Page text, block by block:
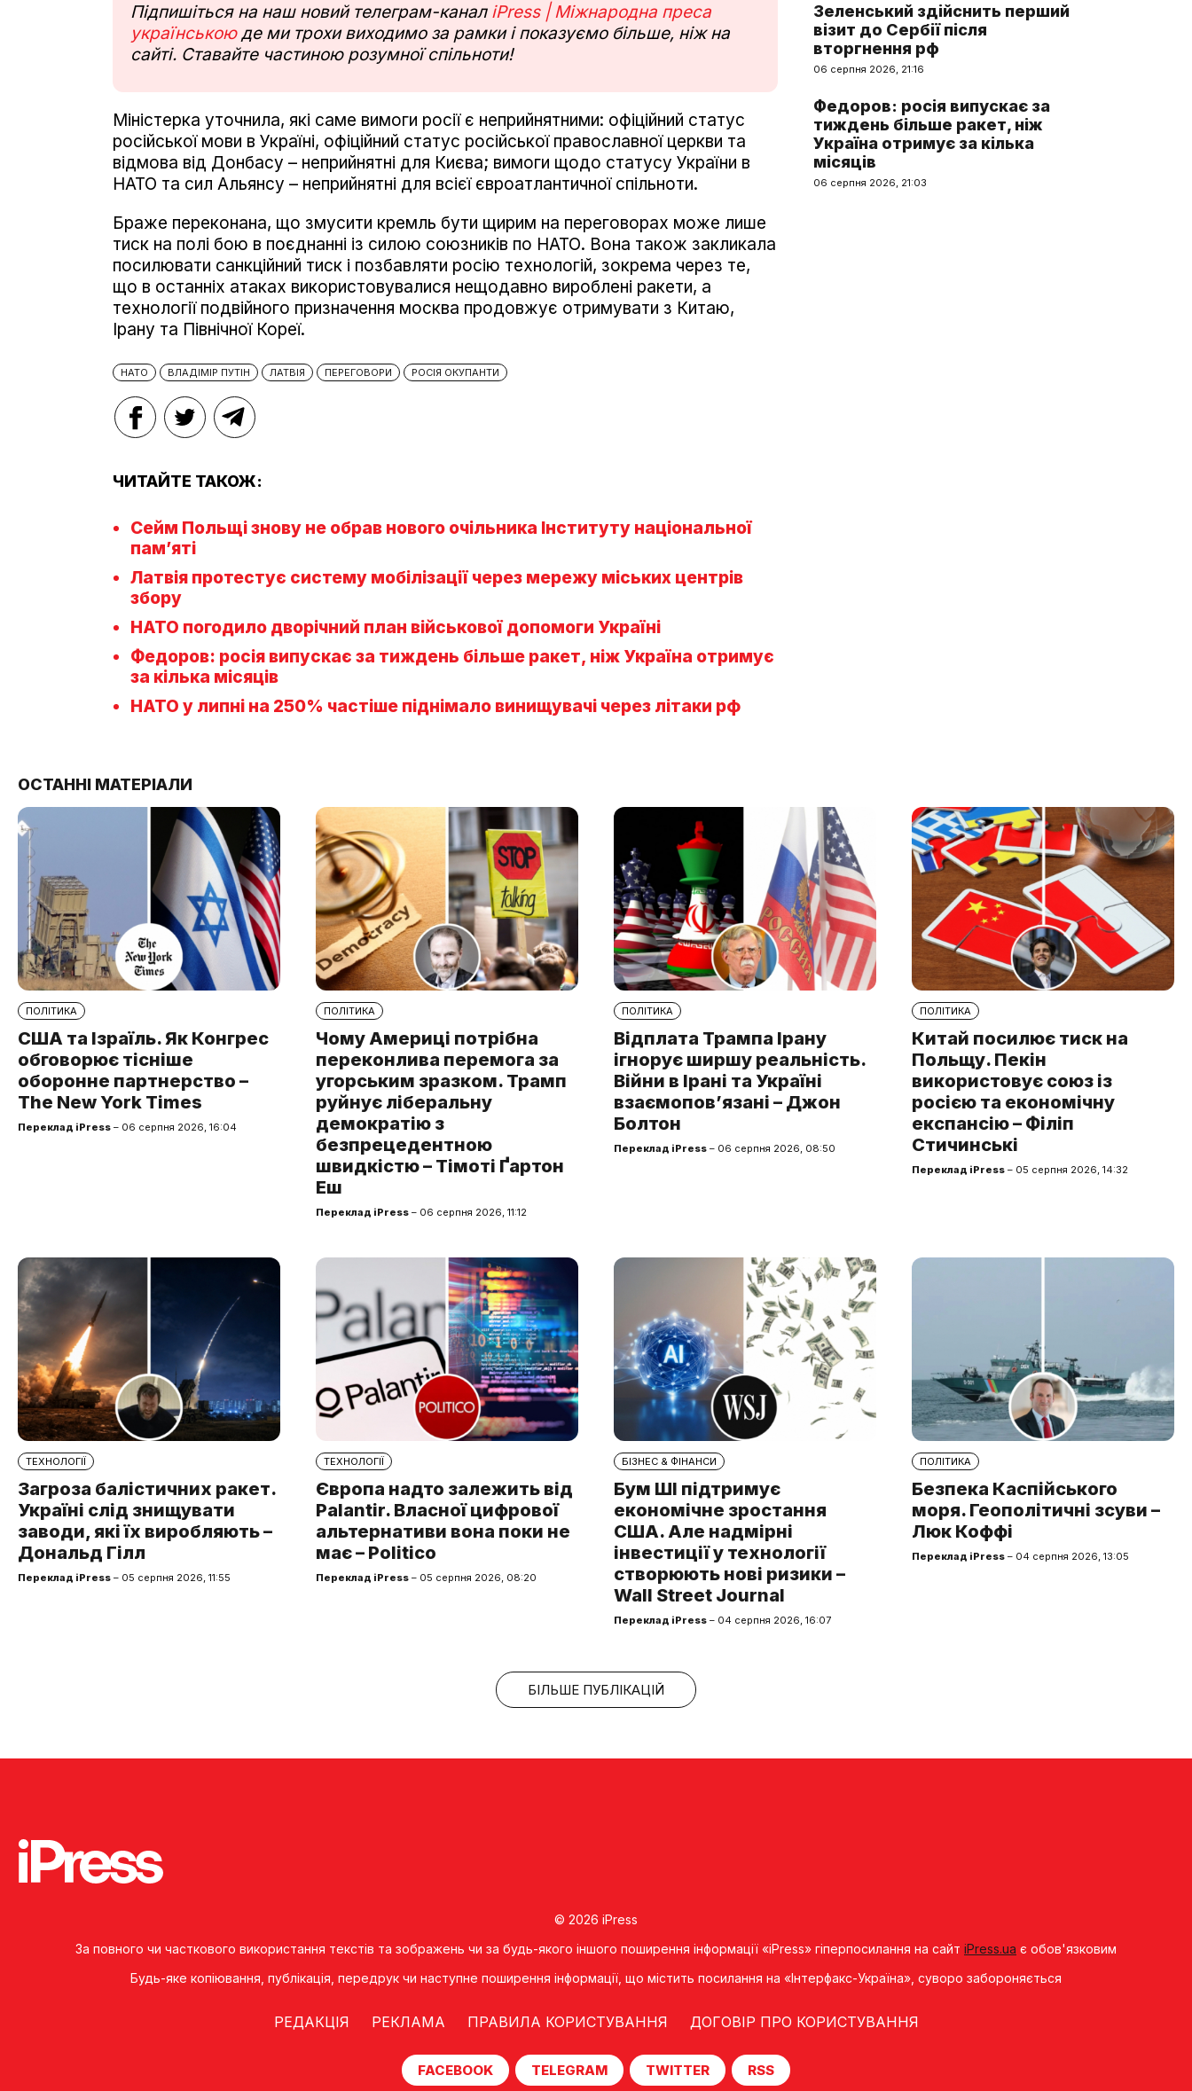
Підпишіться на наш новий телеграм-канал iPress | Міжнародна преса
українськоюде ми трохи виходимо за рамки і показуємо більше, ніж на
сайті. Ставайте частиною розумної спільноти!
Міністерка уточнила, які саме вимоги росії є неприйнятними: офіційний статус
російської мови в Україні, офіційний статус російської православної церкви та
відмова від Донбасу – неприйнятні для Києва; вимоги щодо статусу України в
НАТО та сил Альянсу – неприйнятні для всієї євроатлантичної спільноти.
Браже переконана, що змусити кремль бути щирим на переговорах може лише
тиск на полі бою в поєднанні із силою союзників по НАТО. Вона також закликала
посилювати санкційний тиск і позбавляти росію технологій, зокрема через те,
що в останніх атаках використовувалися нещодавно вироблені ракети, а
технології подвійного призначення москва продовжує отримувати з Китаю,
Ірану та Північної Кореї.
НАТО ВЛАДІМІР ПУТІН ЛАТВІЯ ПЕРЕГОВОРИ РОСІЯ ОКУПАНТИ
ЧИТАЙТЕ ТАКОЖ:
Сейм Польщі знову не обрав нового очільника Інституту національної
пам’яті
Латвія протестує систему мобілізації через мережу міських центрів
збору
НАТО погодило дворічний план військової допомоги Україні
Федоров: росія випускає за тиждень більше ракет, ніж Україна отримує
за кілька місяців
НАТО у липні на 250% частіше піднімало винищувачі через літаки рф
Зеленський здійснить перший
візит до Сербії після
вторгнення рф
06 серпня 2026, 21:16
Федоров: росія випускає за
тиждень більше ракет, ніж
Україна отримує за кілька
місяців
06 серпня 2026, 21:03
ОСТАННІ МАТЕРІАЛИ
ПОЛІТИКА
США та Ізраїль. Як Конгрес
обговорює тісніше
оборонне партнерство –
The New York Times
Переклад iPress – 06 серпня 2026, 16:04
ПОЛІТИКА
Чому Америці потрібна
переконлива перемога за
угорським зразком. Трамп
руйнує ліберальну
демократію з
безпрецедентною
швидкістю – Тімоті Ґартон
Еш
Переклад iPress – 06 серпня 2026, 11:12
ПОЛІТИКА
Відплата Трампа Ірану
ігнорує ширшу реальність.
Війни в Ірані та Україні
взаємопов’язані – Джон
Болтон
Переклад iPress – 06 серпня 2026, 08:50
ПОЛІТИКА
Китай посилює тиск на
Польщу. Пекін
використовує союз із
росією та економічну
експансію – Філіп
Стичинські
Переклад iPress – 05 серпня 2026, 14:32
ТЕХНОЛОГІЇ
Загроза балістичних ракет.
Україні слід знищувати
заводи, які їх виробляють –
Дональд Гілл
Переклад iPress – 05 серпня 2026, 11:55
ТЕХНОЛОГІЇ
Європа надто залежить від
Palantir. Власної цифрової
альтернативи вона поки не
має – Politico
Переклад iPress – 05 серпня 2026, 08:20
БІЗНЕС & ФІНАНСИ
Бум ШІ підтримує
економічне зростання
США. Але надмірні
інвестиції у технології
створюють нові ризики –
Wall Street Journal
Переклад iPress – 04 серпня 2026, 16:07
ПОЛІТИКА
Безпека Каспійського
моря. Геополітичні зсуви –
Люк Коффі
Переклад iPress – 04 серпня 2026, 13:05
БІЛЬШЕ ПУБЛІКАЦІЙ
© 2026 iPress
За повного чи часткового використання текстів та зображень чи за будь-якого іншого поширення інформації «iPress» гіперпосилання на сайт iPress.ua є обов'язковим
Будь-яке копiювання, публiкацiя, передрук чи наступне поширення iнформацiї, що мiстить посилання на «Iнтерфакс-Україна», суворо забороняється
РЕДАКЦІЯ РЕКЛАМА ПРАВИЛА КОРИСТУВАННЯ ДОГОВІР ПРО КОРИСТУВАННЯ
FACEBOOK TELEGRAM TWITTER RSS